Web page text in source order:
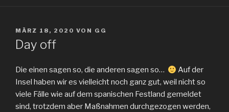
VERÖFFENTLICHT
AM
MÄRZ 18, 2020 VON GG
Day off
Die einen sagen so, die anderen sagen so…
Auf der
Insel haben wir es vielleicht noch ganz gut, weil nicht so
viele Fälle wie auf dem spanischen Festland gemeldet
sind, trotzdem aber Maßnahmen durchgezogen werden,